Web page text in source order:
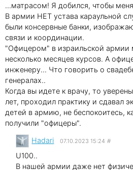
...матрасом! Я добился, чтобы
В армии НЕТ устава караульной
были консервные банки,
связи и координации.
"Офицером" в израильской армии
несколько месяцев курсов. А
инженеру... Что говорить о
генералах..
Когда вы идете к врачу, то
лет, проходил практику и сдавал
детей в армию, не беспокоитесь,
получили "офицеры".
Hadari 07.10.2023 15:24 #
U100..
В нашей армии даже нет